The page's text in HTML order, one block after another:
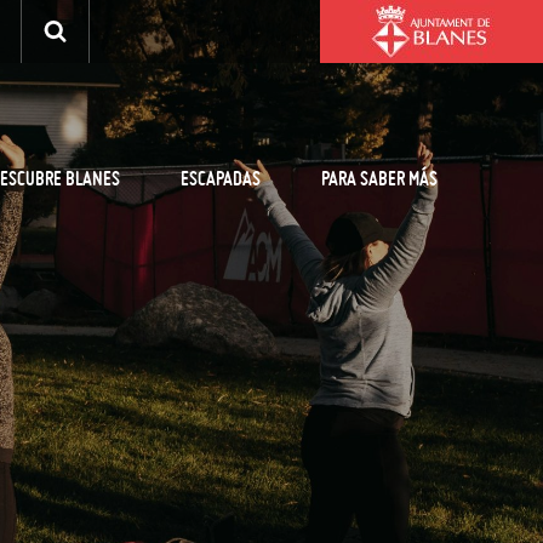
BLANES ESCAPADAS PARA SABER MÁS